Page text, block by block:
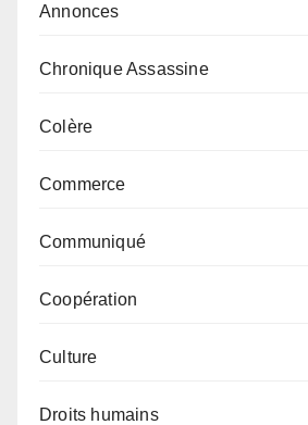
Annonces
Chronique Assassine
Colère
Commerce
Communiqué
Coopération
Culture
Droits humains